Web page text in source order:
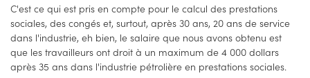
C'est ce qui est pris en compte pour le calcul des prestations
sociales, des congés et, surtout, après 30 ans, 20 ans de service
dans l'industrie, eh bien, le salaire que nous avons obtenu est
que les travailleurs ont droit à un maximum de 4 000 dollars
après 35 ans dans l'industrie pétrolière en prestations sociales.